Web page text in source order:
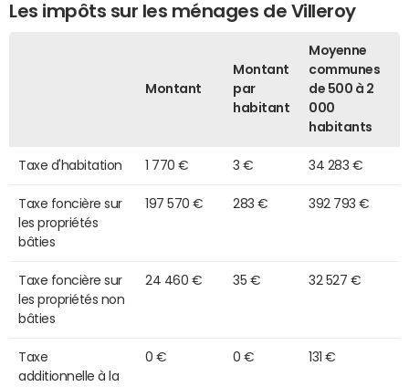
Les impôts sur les ménages de Villeroy
Montant
Montant
par
habitant
Moyenne
communes
de 500 à 2
000
habitants
Taxe d'habitation 1 770 € 3 € 34 283 €
Taxe foncière sur
les propriétés
bâties
197 570 € 283 € 392 793 €
Taxe foncière sur
les propriétés non
bâties
24 460 € 35 € 32 527 €
Taxe
additionnelle à la
0 € 0 € 131 €